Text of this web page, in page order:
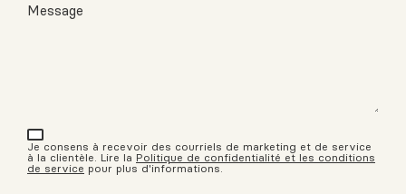
Message
Je consens à recevoir des courriels de marketing et de service
à la clientèle. Lire la Politique de confidentialité et les conditions
de service pour plus d'informations.